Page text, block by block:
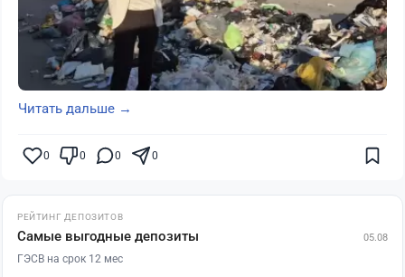
Читать дальше →
0 0 0 0
РЕЙТИНГ ДЕПОЗИТОВ
Самые выгодные депозиты 05.08
ГЭСВ на срок 12 мес